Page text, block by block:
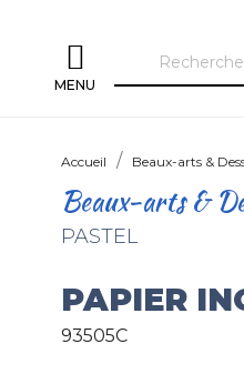
MENU
Accueil Beaux-arts &
Beaux-arts &
PASTEL
PAPIER
93505C